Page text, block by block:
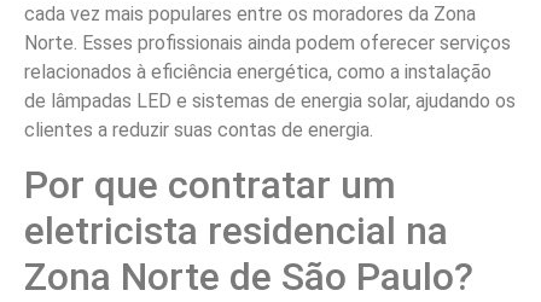
cada vez mais populares entre os moradores da Zona
Norte. Esses profissionais ainda podem oferecer serviços
relacionados à eficiência energética, como a instalação
de lâmpadas LED e sistemas de energia solar, ajudando os
clientes a reduzir suas contas de energia.
Por que contratar um
eletricista residencial na
Zona Norte de São Paulo?